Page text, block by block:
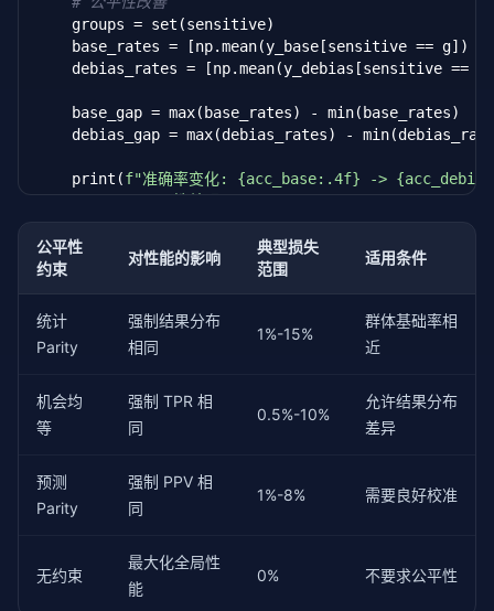
    groups = set(sensitive)
    base_rates = [np.mean(y_base[sensitive == g])
debias_rates = [np.mean(y_debias[sensitive ==
    base_gap = max(base_rates) - min(base_rates)
debias_gap = max(debias_rates) -
    print(
f"准确率变化: {acc_base:.4f} ->
    print(
f"公平性差距: {base_gap:.4f} ->
return acc_base - acc_debias, base_gap -
公平性
约束
对性能的影响
典型损失
范围
适用条件
统计
Parity
强制结果分布
相同
1%-15%
群体基础率相
近
机会均
等
强制 TPR 相
同
0.5%-10%
允许结果分布
差异
预测
Parity
强制 PPV 相
同
1%-8% 需要良好校准
无约束
最大化全局性
能
0% 不要求公平性